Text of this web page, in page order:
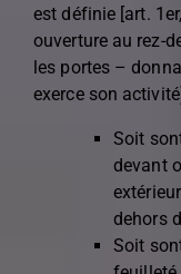
est définie [art.
ouverture au rez-
les portes –
exerce son
Soit
devant
dehors
Soit